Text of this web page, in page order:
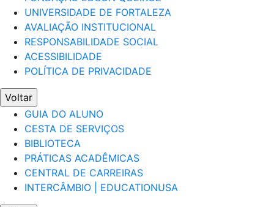
UNIVERSIDADE DE FORTALEZA
AVALIAÇÃO INSTITUCIONAL
RESPONSABILIDADE SOCIAL
ACESSIBILIDADE
POLÍTICA DE PRIVACIDADE
Voltar
GUIA DO ALUNO
CESTA DE SERVIÇOS
BIBLIOTECA
PRÁTICAS ACADÊMICAS
CENTRAL DE CARREIRAS
INTERCÂMBIO | EDUCATIONUSA